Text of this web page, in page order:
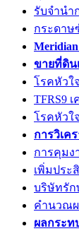
รับจำนำ
กระดาษ
ขายที่ดิน
โรคหัวใ
TFRS9
โรคหัวใ
การวิเค
การคุมง
เพิ่มประ
บริษัทรัก
คำนวณผ
ผลกระท